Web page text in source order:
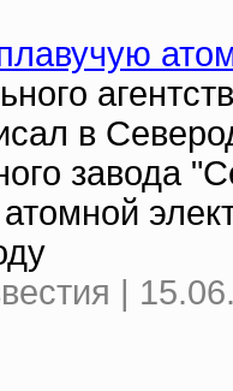
в
завода
|